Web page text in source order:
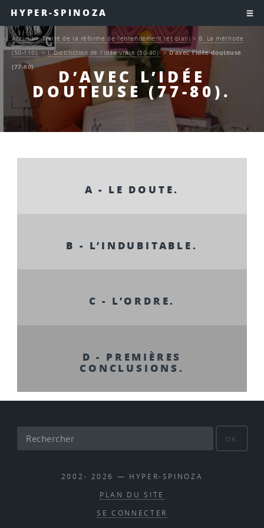
HYPER-SPINOZA
D’AVEC L’IDÉE
DOUTEUSE (77-80).
Accueil>Traité de la réforme de l’entendement (et plan)> B. La méthode
(50-110).>I. Distinction de l’idée vraie (50-90).>D’avec l’idée douteuse
(77-80).
A - LE DOUTE.
B - L’INDUBITABLE.
C - L’ORDRE.
D - PREMIÈRES
CONCLUSIONS.
OK
2002- 2026 — HYPER-SPINOZA
PLAN DU SITE
SE CONNECTER